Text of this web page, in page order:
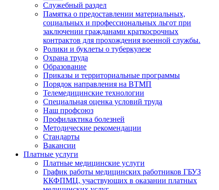
Служебный раздел
Памятка о предоставлении материальных,
социальных и профессиональных льгот при
заключении гражданами краткосрочных
контрактов для прохождения военной службы.
Ролики и буклеты о туберкулезе
Охрана труда
Образование
Приказы и территориальные программы
Порядок направления на ВТМП
Телемедицинские технологии
Специальная оценка условий труда
Наш профсоюз
Профилактика болезней
Методические рекомендации
Стандарты
Вакансии
Платные услуги
Платные медицинские услуги
График работы медицинских работников ГБУЗ
ККФПМЦ, участвующих в оказании платных